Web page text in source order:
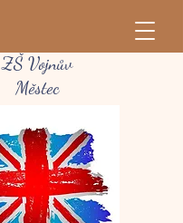
ZŠ Vojnův
Městec